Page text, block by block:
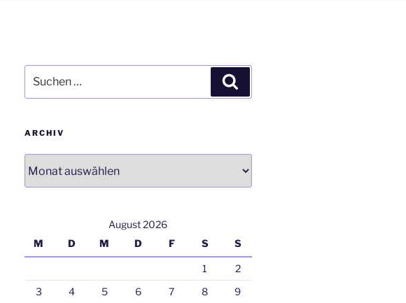
nach:
ARCHIV
August 2026
M
D M D F S S
1
2
3
4 5 6 7 8 9